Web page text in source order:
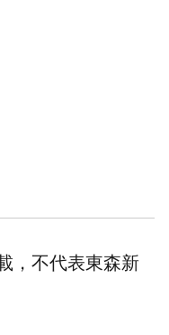
，不代表東森新